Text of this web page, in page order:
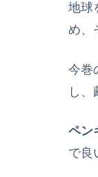
地球
め、
今巻
し、
ペン
で良